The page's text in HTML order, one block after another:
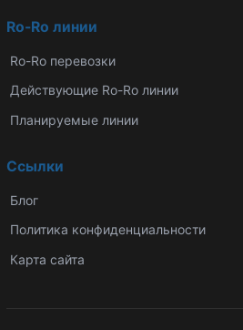
Ro-Ro линии
Ro-Ro перевозки
Действующие Ro-Ro линии
Планируемые линии
Ссылки
Блог
Политика конфиденциальности
Карта сайта